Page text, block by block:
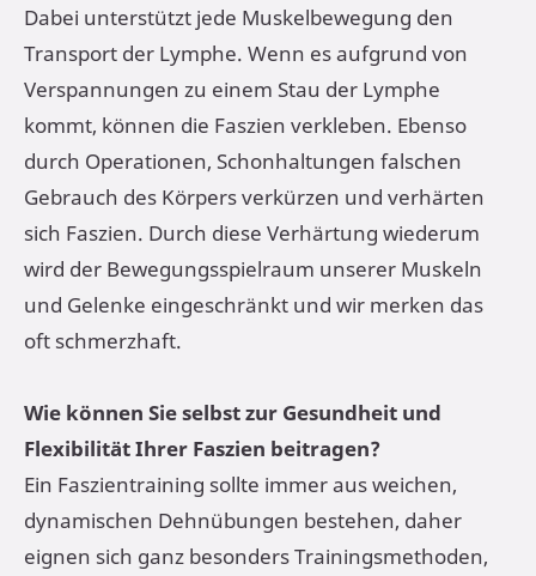
Dabei unterstützt jede Muskelbewegung den
Transport der Lymphe. Wenn es aufgrund von
Verspannungen zu einem Stau der Lymphe
kommt, können die Faszien verkleben. Ebenso
durch Operationen, Schonhaltungen falschen
Gebrauch des Körpers verkürzen und verhärten
sich Faszien. Durch diese Verhärtung wiederum
wird der Bewegungsspielraum unserer Muskeln
und Gelenke eingeschränkt und wir merken das
oft schmerzhaft.
Wie können Sie selbst zur Gesundheit und
Flexibilität Ihrer Faszien beitragen?
Ein Faszientraining sollte immer aus weichen,
dynamischen Dehnübungen bestehen, daher
eignen sich ganz besonders Trainingsmethoden,